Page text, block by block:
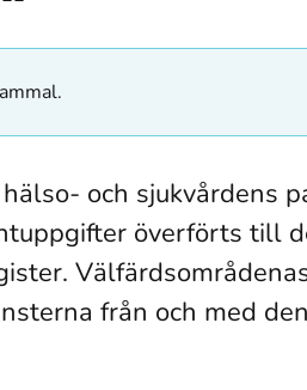
och sjukvårdens
överförts till
från och med